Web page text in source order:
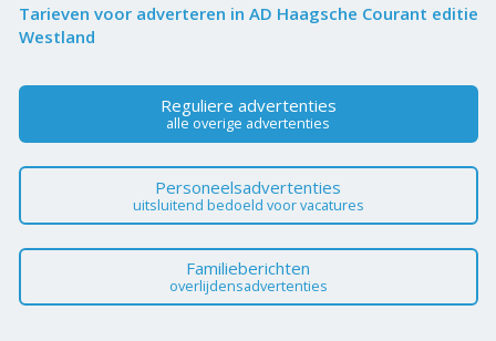
Tarieven voor adverteren in AD Haagsche Courant editie
Westland
Reguliere advertenties
alle overige advertenties
Personeelsadvertenties
uitsluitend bedoeld voor vacatures
Familieberichten
overlijdensadvertenties